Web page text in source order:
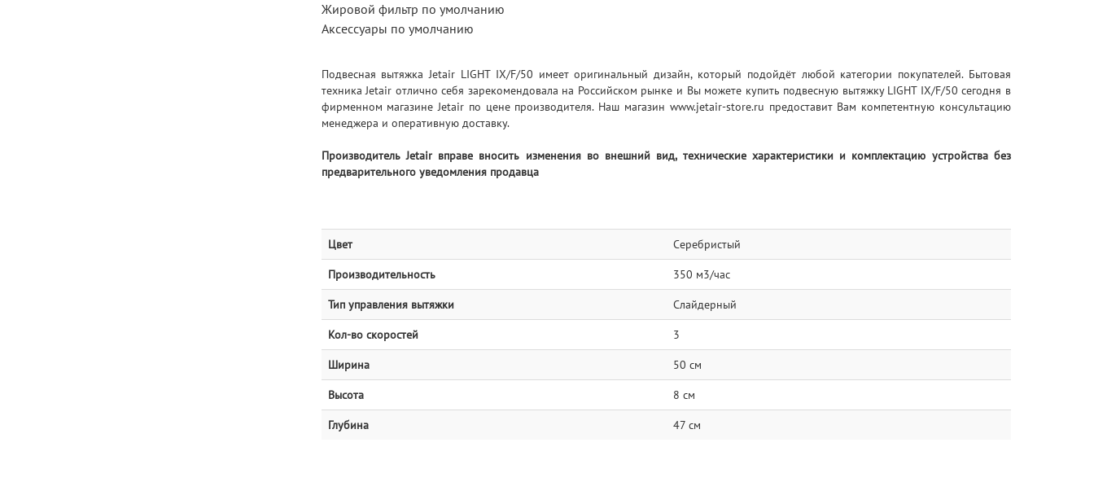
Жировой фильтр по умолчанию
Аксессуары по умолчанию
Подвесная вытяжка Jetair LIGHT IX/F/50 имеет оригинальный дизайн, который подойдёт любой категории покупателей. Бытовая
техника Jetair отлично себя зарекомендовала на Российском рынке и Вы можете купить подвесную вытяжку LIGHT IX/F/50 сегодня в
фирменном магазине Jetair по цене производителя. Наш магазин www.jetair-store.ru предоставит Вам компетентную консультацию
менеджера и оперативную доставку.
Производитель Jetair вправе вносить изменения во внешний вид, технические характеристики и комплектацию устройства без
предварительного уведомления продавца
Цвет Серебристый
Производительность 350 м3/час
Тип управления вытяжки Слайдерный
Кол-во скоростей 3
Ширина 50 см
Высота 8 см
Глубина 47 см